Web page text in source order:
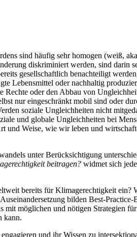
sind häufig sehr homogen (weiß,
diskriminiert werden, sind darin
gesellschaftlich benachteiligt
oder nachhaltig
oder den Abbau von
nur eingeschränkt mobil sind oder
soziale Ungleichheiten nicht
und globale Ungleichheiten bei
Weise, wie wir leben und
unter Berücksichtigung
beitragen? widmet sich
bereits für Klimagerechtigkeit
bilden Best-
möglichen und nötigen Strategien
kann.
und ihr Wissen zu